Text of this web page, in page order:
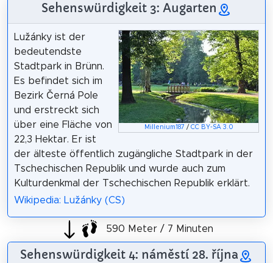
Sehenswürdigkeit 3: Augarten
Millenium187 / CC BY-SA 3.0
Lužánky ist der
bedeutendste
Stadtpark in Brünn.
Es befindet sich im
Bezirk Černá Pole
und erstreckt sich
über eine Fläche von
22,3 Hektar. Er ist
der älteste öffentlich zugängliche Stadtpark in der
Tschechischen Republik und wurde auch zum
Kulturdenkmal der Tschechischen Republik erklärt.
Wikipedia: Lužánky (CS)
590 Meter / 7 Minuten
Sehenswürdigkeit 4: náměstí 28. října